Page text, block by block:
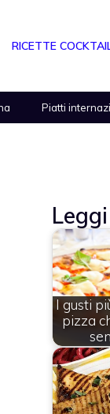
RICETTE
Piatti
I gusti
pizza